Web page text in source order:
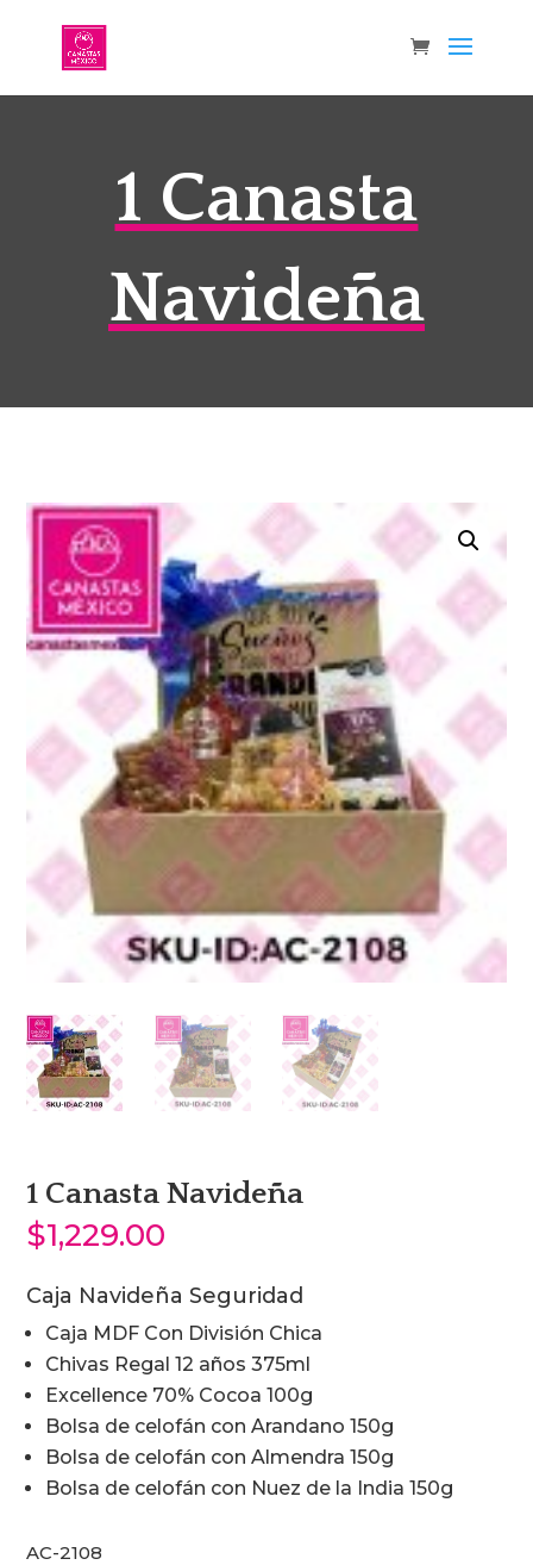
1 Canasta
Navideña
1 Canasta Navideña
$1,229.00
Caja Navideña Seguridad
Caja MDF Con División Chica
Chivas Regal 12 años 375ml
Excellence 70% Cocoa 100g
Bolsa de celofán con Arandano 150g
Bolsa de celofán con Almendra 150g
Bolsa de celofán con Nuez de la India 150g
AC-2108